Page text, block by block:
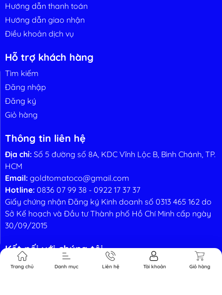
thức nhà
nông
Hướng dẫn thanh toán
Hướng dẫn giao nhận
Điều khoản dịch vụ
Hỗ trợ khách hàng
Tìm kiếm
Đăng nhập
Đăng ký
Giỏ hàng
Thông tin liên hệ
Địa chỉ: Số 5 đường số 8A, KDC Vĩnh Lộc B, Bình Chánh, TP.
HCM
Email: goldtomatoco@gmail.com
Hotline: 0836 07 99 38 - 0922 17 37 37
Giấy chứng nhận Đăng ký Kinh doanh số 0313 465 162 do
Sở Kế hoạch và Đầu tư Thành phố Hồ Chí Minh cấp ngày
30/09/2015
Kết nối với chúng tôi
Trang chủ Danh mục Liên hệ Tài khoản Giỏ hàng